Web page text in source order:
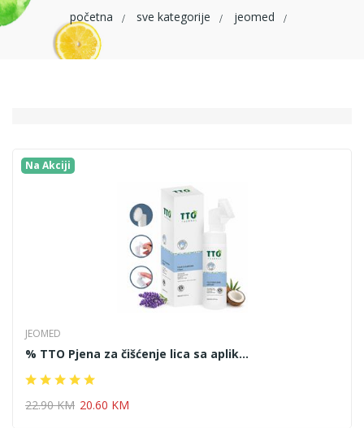
početna sve kategorije jeomed
Na Akciji
JEOMED
% TTO Pjena za čišćenje lica sa aplik...
22.90 KM 20.60 KM